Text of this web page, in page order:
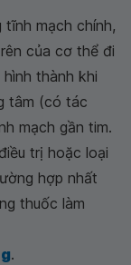
mạch chính,
của cơ thể đi
thành khi
tâm (có tác
mạch gần tim.
trị hoặc loại
hợp nhất
thuốc làm
.